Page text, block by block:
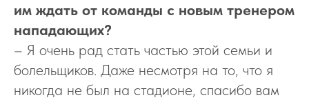
им ждать от команды с новым тренером
нападающих?
– Я очень рад стать частью этой семьи и
болельщиков. Даже несмотря на то, что я
никогда не был на стадионе, спасибо вам